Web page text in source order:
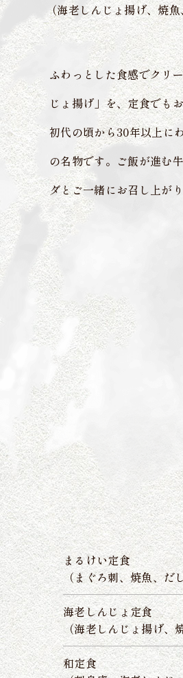
（海老しんじょ揚げ、焼
ふわっとした食感でクリ
じょ揚げ」を、定食でも
初代の頃から30年以上に
の名物です。ご飯が進む
ダとご一緒にお召し上がり
まるけい定食
（まぐろ刺、焼魚、だ
海老しんじょ定食
（海老しんじょ揚げ、
和定食